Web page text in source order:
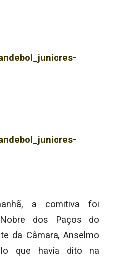
a comitiva foi
dos Paços do
da Câmara, Anselmo
que havia dito na